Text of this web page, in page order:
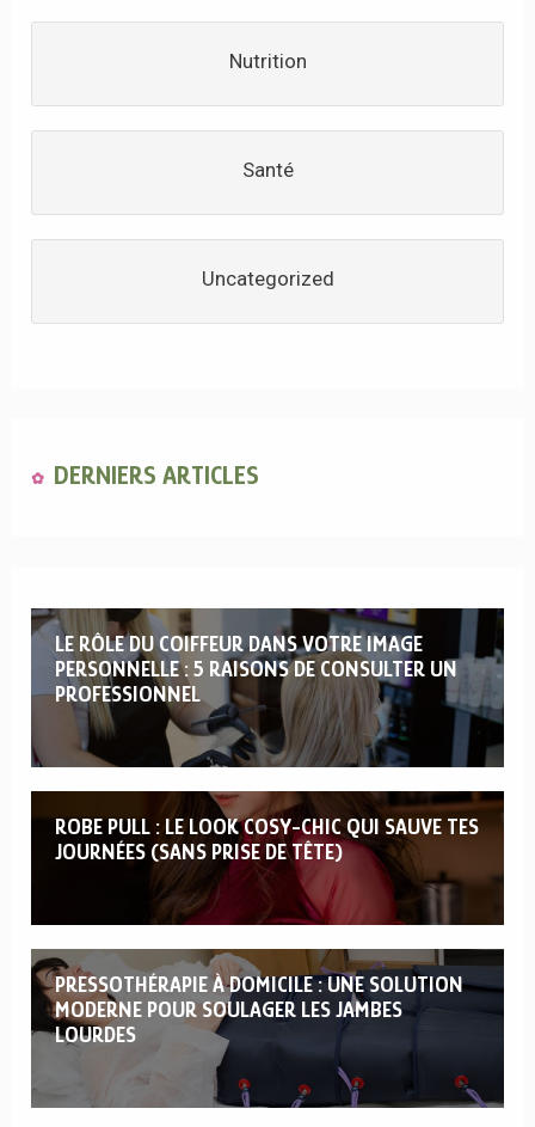
Nutrition
Santé
Uncategorized
DERNIERS ARTICLES
LE RÔLE DU COIFFEUR DANS VOTRE IMAGE
PERSONNELLE : 5 RAISONS DE CONSULTER UN
PROFESSIONNEL
ROBE PULL : LE LOOK COSY-CHIC QUI SAUVE TES
JOURNÉES (SANS PRISE DE TÊTE)
PRESSOTHÉRAPIE À DOMICILE : UNE SOLUTION
MODERNE POUR SOULAGER LES JAMBES
LOURDES